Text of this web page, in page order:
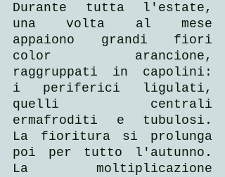
Durante tutta l'estate,
una volta al mese
appaiono grandi fiori
color arancione,
raggruppati in capolini:
i periferici ligulati,
quelli centrali
ermafroditi e tubulosi.
La fioritura si prolunga
poi per tutto l'autunno.
La moltiplicazione